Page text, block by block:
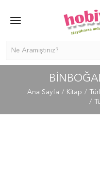
Ana Sayfa Kitap